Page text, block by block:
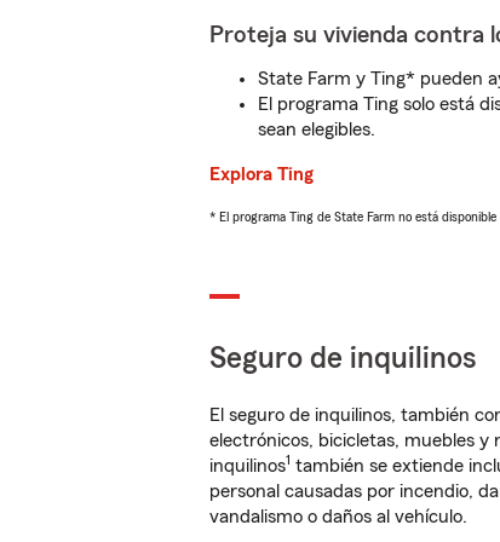
Proteja su vivienda contra
State Farm y Ting* pueden
El programa Ting solo está
sean elegibles.
Explora Ting
* El programa Ting de State Farm no está
Seguro de inquilinos
El seguro de inquilinos, también
electrónicos, bicicletas, muebles
inquilinos1 también se extiende
personal causadas por incendio,
vandalismo o daños al vehículo.